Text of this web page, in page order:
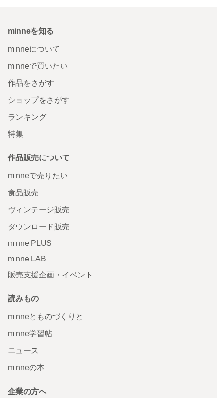
minneを知る
minneについて
minneで買いたい
作品をさがす
ショップをさがす
ランキング
特集
作品販売について
minneで売りたい
食品販売
ヴィンテージ販売
ダウンロード販売
minne PLUS
minne LAB
販売支援企画・イベント
読みもの
minneとものづくりと
minne学習帖
ニュース
minneの本
企業の方へ